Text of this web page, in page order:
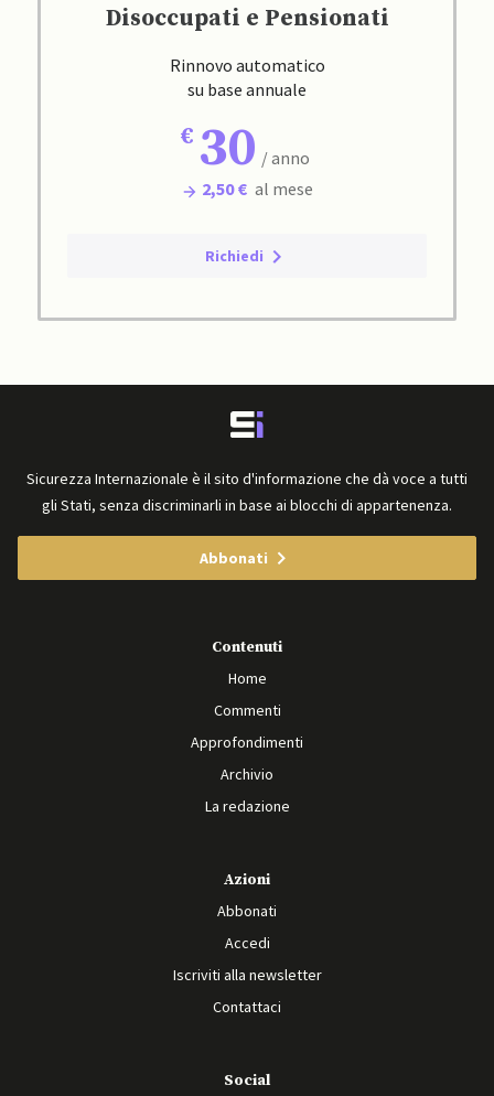
Disoccupati e Pensionati
Rinnovo automatico
su base annuale
30 / anno
2,50 € al mese
Richiedi
Sicurezza Internazionale è il sito d'informazione che dà voce a tutti
gli Stati, senza discriminarli in base ai blocchi di appartenenza.
Abbonati
Contenuti
Home
Commenti
Approfondimenti
Archivio
La redazione
Azioni
Abbonati
Accedi
Iscriviti alla newsletter
Contattaci
Social